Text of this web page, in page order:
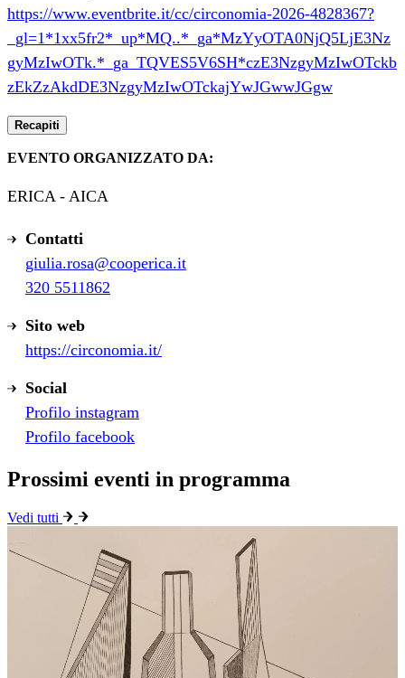
https://www.eventbrite.it/cc/circonomia-2026-4828367?
_gl=1*1xx5fr2*_up*MQ..*_ga*MzYyOTA0NjQ5LjE3Nz
gyMzIwOTk.*_ga_TQVES5V6SH*czE3NzgyMzIwOTckb
zEkZzAkdDE3NzgyMzIwOTckajYwJGwwJGgw
Recapiti
EVENTO ORGANIZZATO DA:
ERICA - AICA
Contatti
giulia.rosa@cooperica.it
320 5511862
Sito web
https://circonomia.it/
Social
Profilo instagram
Profilo facebook
Prossimi eventi in programma
Vedi tutti